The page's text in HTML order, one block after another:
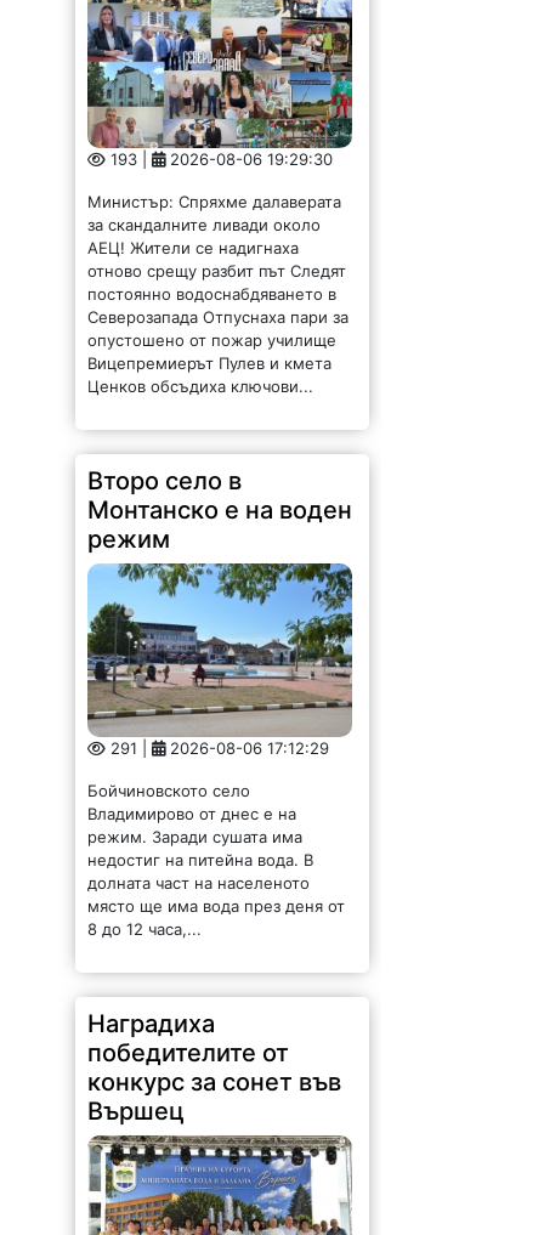
193 | 2026-08-06 19:29:30
Министър: Спряхме далаверата
за скандалните ливади около
АЕЦ! Жители се надигнаха
отново срещу разбит път Следят
постоянно водоснабдяването в
Северозапада Отпуснаха пари за
опустошено от пожар училище
Вицепремиерът Пулев и кмета
Ценков обсъдиха ключови...
Второ село в
Монтанско е на воден
режим
291 | 2026-08-06 17:12:29
Бойчиновското село
Владимирово от днес е на
режим. Заради сушата има
недостиг на питейна вода. В
долната част на населеното
място ще има вода през деня от
8 до 12 часа,...
Наградиха
победителите от
конкурс за сонет във
Вършец